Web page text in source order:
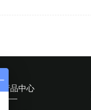
产品中心